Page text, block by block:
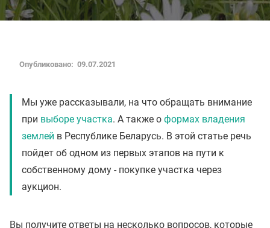
Опубликовано: 09.07.2021
Мы уже рассказывали, на что обращать внимание
при выборе участка. А также о формах владения
землей в Республике Беларусь. В этой статье речь
пойдет об одном из первых этапов на пути к
собственному дому - покупке участка через
аукцион.
Вы получите ответы на несколько вопросов, которые